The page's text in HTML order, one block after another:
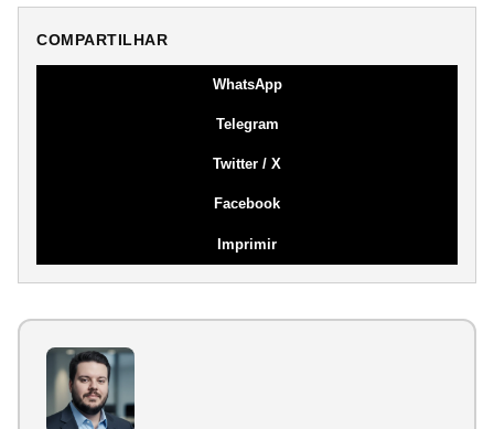
COMPARTILHAR
WhatsApp
Telegram
Twitter / X
Facebook
Imprimir